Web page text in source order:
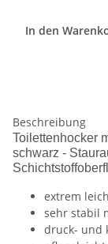
In den
Beschreibung
Toilettenhocker
schwarz -
extrem
sehr stabil
druck- und